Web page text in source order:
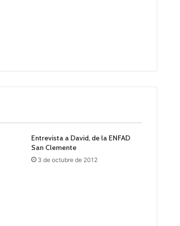
Entrevista a David, de la ENFAD
San Clemente
3 de octubre de 2012